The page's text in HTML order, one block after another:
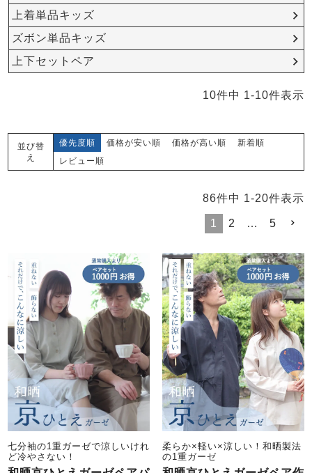
冬
春 夏 秋 冬
ボーイズパジャマ
新着商品
すべての生地一覧はこちら
インナーウェア
売れ筋ランキング
ズボン単品
すべてのメン
パジャマ
かぶり スリーパー
作務衣
羽織・バスロ
ーブ
上着単品
ズボン単品
SDGsの取り組み
上着単品キッズ
ズボン単品キッズ
上下セットペア
10件中 1-10件表示
並び替
え
優先度順 価格が安い順 価格が高い順
新着順
レビュー順
86件中 1-20件表示
1 2 … 5
七分袖の1重ガーゼで涼しいけれ
ど冷やさない！
柔らか×軽い×涼しい！和晒製法
の1重ガーゼ